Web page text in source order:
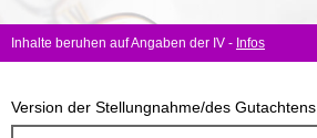
Inhalte beruhen auf Angaben der IV - Infos
Version der Stellungnahme/des Gutachtens